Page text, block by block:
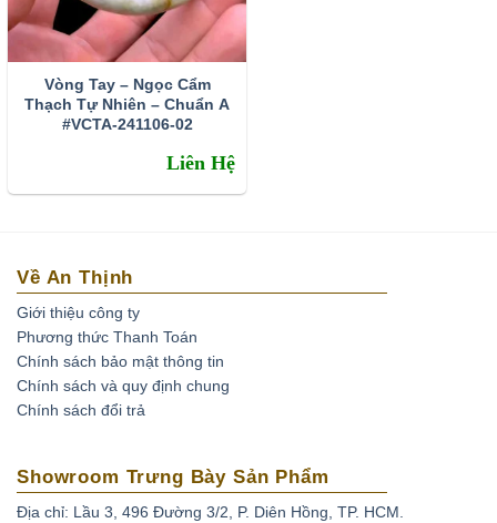
sẽ được tương sinh, hỗ trợ người đeo có thêm nhiều
cơ hội mới hay may mắn trong tài khí, công danh.
Hãy click vào đây để biết rõ hơn về đoán mệnh cung
sinh/phi:Xem tại đây
Vòng Tay – Ngọc Cẩm
Thạch Tự Nhiên – Chuẩn A
#VCTA-241106-02
Liên Hệ
Về An Thịnh
Giới thiệu công ty
Phương thức Thanh Toán
Chính sách bảo mật thông tin
Chính sách và quy định chung
Chính sách đổi trả
Showroom Trưng Bày Sản Phẩm
Địa chỉ: Lầu 3, 496 Đường 3/2, P. Diên Hồng, TP. HCM.